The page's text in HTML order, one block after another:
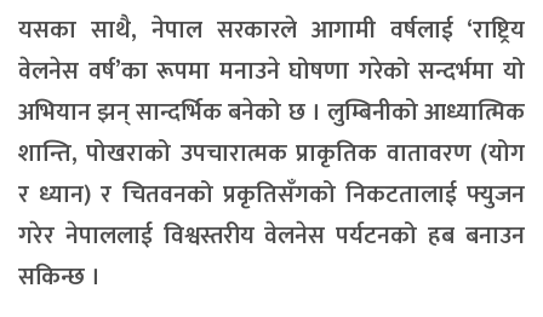
यसका साथै, नेपाल सरकारले आगामी वर्षलाई ‘राष्ट्रिय
वेलनेस वर्ष’का रूपमा मनाउने घोषणा गरेको सन्दर्भमा यो
अभियान झन् सान्दर्भिक बनेको छ । लुम्बिनीको आध्यात्मिक
शान्ति, पोखराको उपचारात्मक प्राकृतिक वातावरण (योग
र ध्यान) र चितवनको प्रकृतिसँगको निकटतालाई फ्युजन
गरेर नेपाललाई विश्वस्तरीय वेलनेस पर्यटनको हब बनाउन
सकिन्छ ।